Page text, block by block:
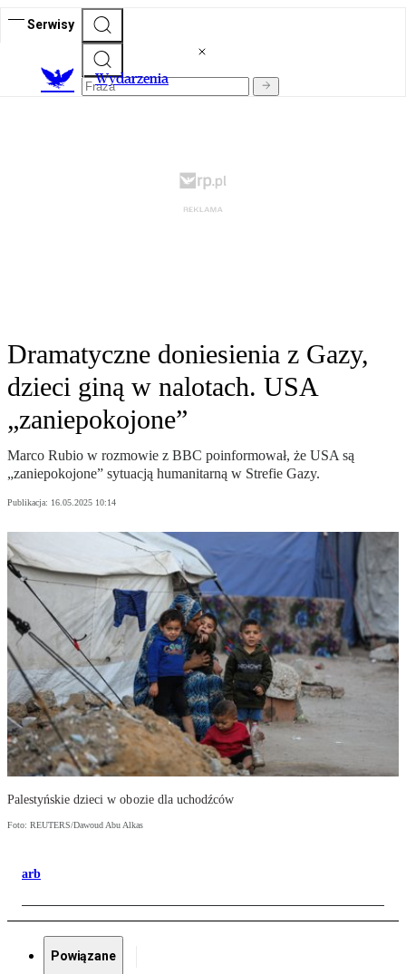
Serwisy
Wydarzenia
Dramatyczne doniesienia z Gazy,
dzieci giną w nalotach. USA
„zaniepokojone”
Marco Rubio w rozmowie z BBC poinformował, że USA są
„zaniepokojone” sytuacją humanitarną w Strefie Gazy.
Publikacja: 16.05.2025 10:14
Palestyńskie dzieci w obozie dla uchodźców
Foto: REUTERS/Dawoud Abu Alkas
arb
Powiązane